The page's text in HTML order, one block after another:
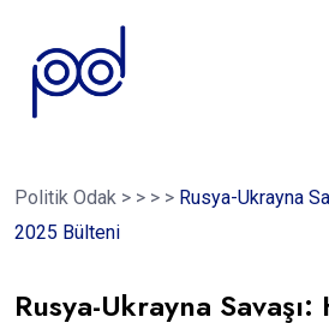
Politik Odak > > > > Rusya-Ukrayna
2025 Bülteni
Rusya-Ukrayna Savaşı: